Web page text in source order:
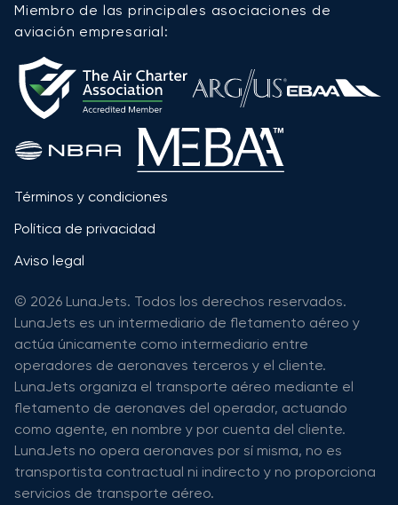
Miembro de las principales asociaciones de
aviación empresarial:
Términos y condiciones
Política de privacidad
Aviso legal
© 2026 LunaJets. Todos los derechos reservados.
LunaJets es un intermediario de fletamento aéreo y
actúa únicamente como intermediario entre
operadores de aeronaves terceros y el cliente.
LunaJets organiza el transporte aéreo mediante el
fletamento de aeronaves del operador, actuando
como agente, en nombre y por cuenta del cliente.
LunaJets no opera aeronaves por sí misma, no es
transportista contractual ni indirecto y no proporciona
servicios de transporte aéreo.